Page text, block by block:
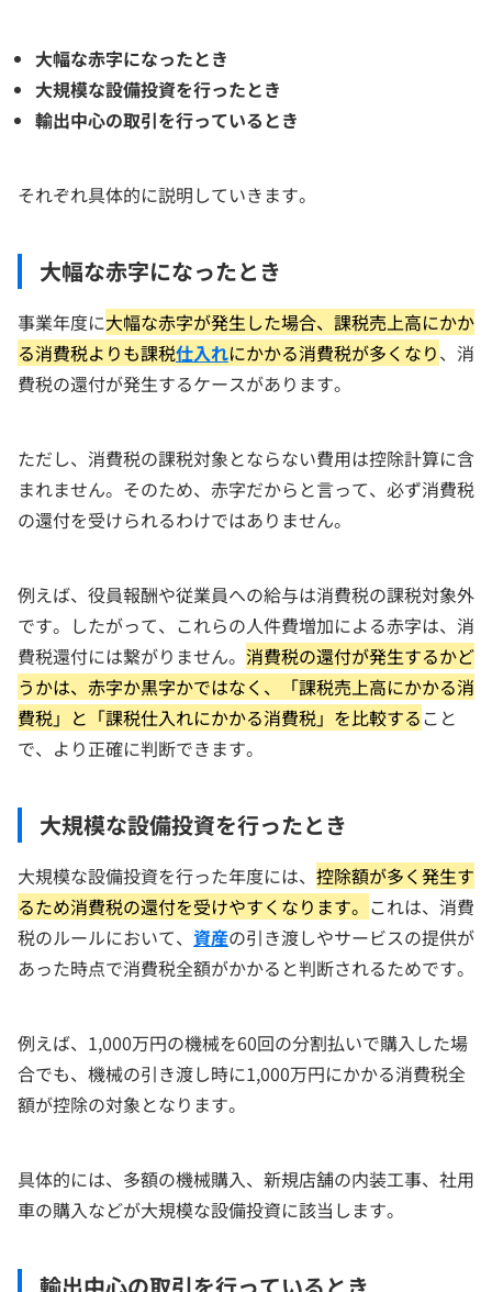
大幅な赤字になったとき
大規模な設備投資を行ったとき
輸出中心の取引を行っているとき
それぞれ具体的に説明していきます。
大幅な赤字になったとき
事業年度に大幅な赤字が発生した場合、課税売上高にかか
る消費税よりも課税仕入れにかかる消費税が多くなり、消
費税の還付が発生するケースがあります。
ただし、消費税の課税対象とならない費用は控除計算に含
まれません。そのため、赤字だからと言って、必ず消費税
の還付を受けられるわけではありません。
例えば、役員報酬や従業員への給与は消費税の課税対象外
です。したがって、これらの人件費増加による赤字は、消
費税還付には繋がりません。 消費税の還付が発生するかど
うかは、赤字か黒字かではなく、「課税売上高にかかる消
費税」と「課税仕入れにかかる消費税」を比較すること
で、より正確に判断できます。
大規模な設備投資を行ったとき
大規模な設備投資を行った年度には、 控除額が多く発生す
るため消費税の還付を受けやすくなります。 これは、消費
税のルールにおいて、 資産の引き渡しやサービスの提供が
あった時点で消費税全額がかかると判断されるためです。
例えば、1,000万円の機械を60回の分割払いで購入した場
合でも、機械の引き渡し時に1,000万円にかかる消費税全
額が控除の対象となります。
具体的には、多額の機械購入、新規店舗の内装工事、社用
車の購入などが大規模な設備投資に該当します。